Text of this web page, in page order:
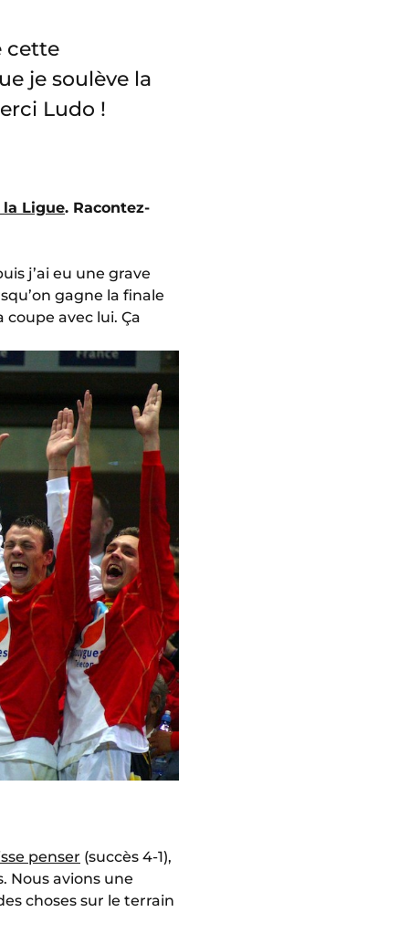
cette
je soulève la
Ludo !
la Ligue. Racontez-
j’ai eu une grave
gagne la finale
avec lui. Ça
penser (succès 4-1),
Nous avions une
choses sur le terrain